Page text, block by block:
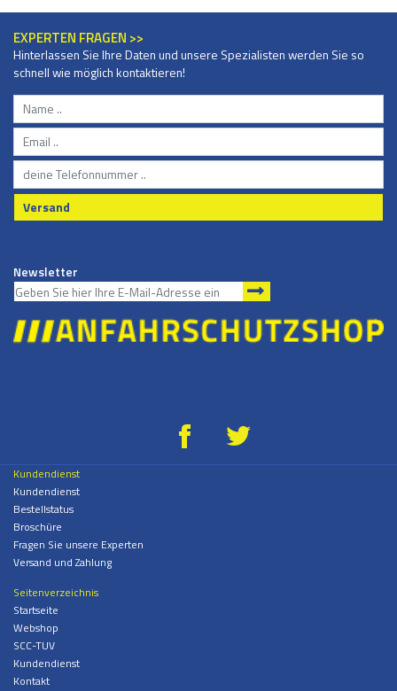
EXPERTEN FRAGEN >>
Hinterlassen Sie Ihre Daten und unsere Spezialisten werden Sie so
schnell wie möglich kontaktieren!
Versand
Newsletter
g *
Kundendienst
Kundendienst
Bestellstatus
Broschüre
Fragen Sie unsere Experten
Versand und Zahlung
Seitenverzeichnis
Startseite
Webshop
SCC-TUV
Kundendienst
Kontakt